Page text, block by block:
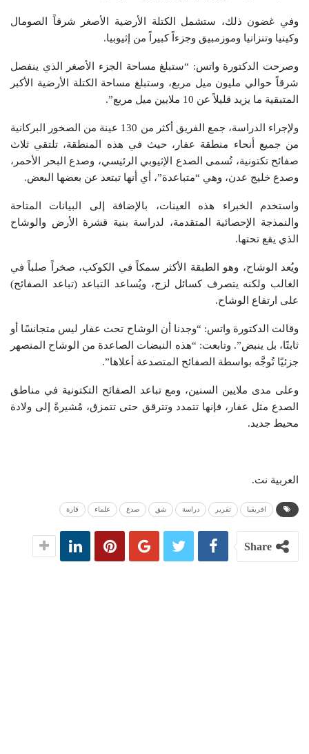
وفي غضون ذلك، ستشمل الكتلة الأرضية الأصغر شرقاً الصومال
وكينيا وتنزانيا وموزمبيق وجزءاً كبيراً من إثيوبيا.
وصرحت الدكتورة واتس: “ستبلغ مساحة الجزء الأصغر الذي ينفصل
شرقاً حوالي مليون ميل مربع، وستبلغ مساحة الكتلة الأرضية الأكبر
المتبقية ما يزيد قليلاً عن 10 ملايين ميل مربع”.
ولإجراء الدراسة، جمع الفريق أكثر من 130 عينة من الصخور البركانية
من جميع أنحاء منطقة عفار، حيث في هذه المنطقة، تلتقي ثلاث
صفائح تكتونية، تُسمى الصدع الإثيوبي الرئيسي، وصدع البحر الأحمر،
وصدع خليج عدن، وهي “متباعدة”، أي أنها تبتعد عن بعضها البعض.
واستخدم الخبراء هذه العينات، بالإضافة إلى البيانات المتاحة
والنمذجة الإحصائية المتقدمة، لدراسة بنية قشرة الأرض والوشاح
الذي يقع تحتها.
ويُعد الوشاح، وهو الطبقة الأكثر سمكاً في الكوكب، صخراً صلباً في
الغالب ولكنه يتصرف كسائل لزج، ويُساعد التباعد (تباعد الصفائح)
على ارتفاع الوشاح.
وقالت الدكتورة واتس: “وجدنا أن الوشاح تحت عفار ليس متجانسًا أو
ثابتًا، بل ينبض”. وتابعت: “هذه النبضات الصاعدة من الوشاح المنصهر
جزئيًا تُوجَّه بواسطة الصفائح المتصدعة أعلاها”.
وعلى مدى ملايين السنين، ومع تباعد الصفائح التكتونية في مناطق
الصدع مثل عفار، فإنها تتمدد وتترقق حتى تتمزق، مُشيرةً إلى ولادة
محيط جديد.
العربية نت.
افريقيا تقرير دراسة شق صدع علماء قارة
Share